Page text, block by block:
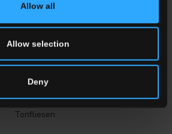
Allow all
Allow selection
Deny
MARMOROPTIK
Stein
Beton
Metall
Tonfliesen